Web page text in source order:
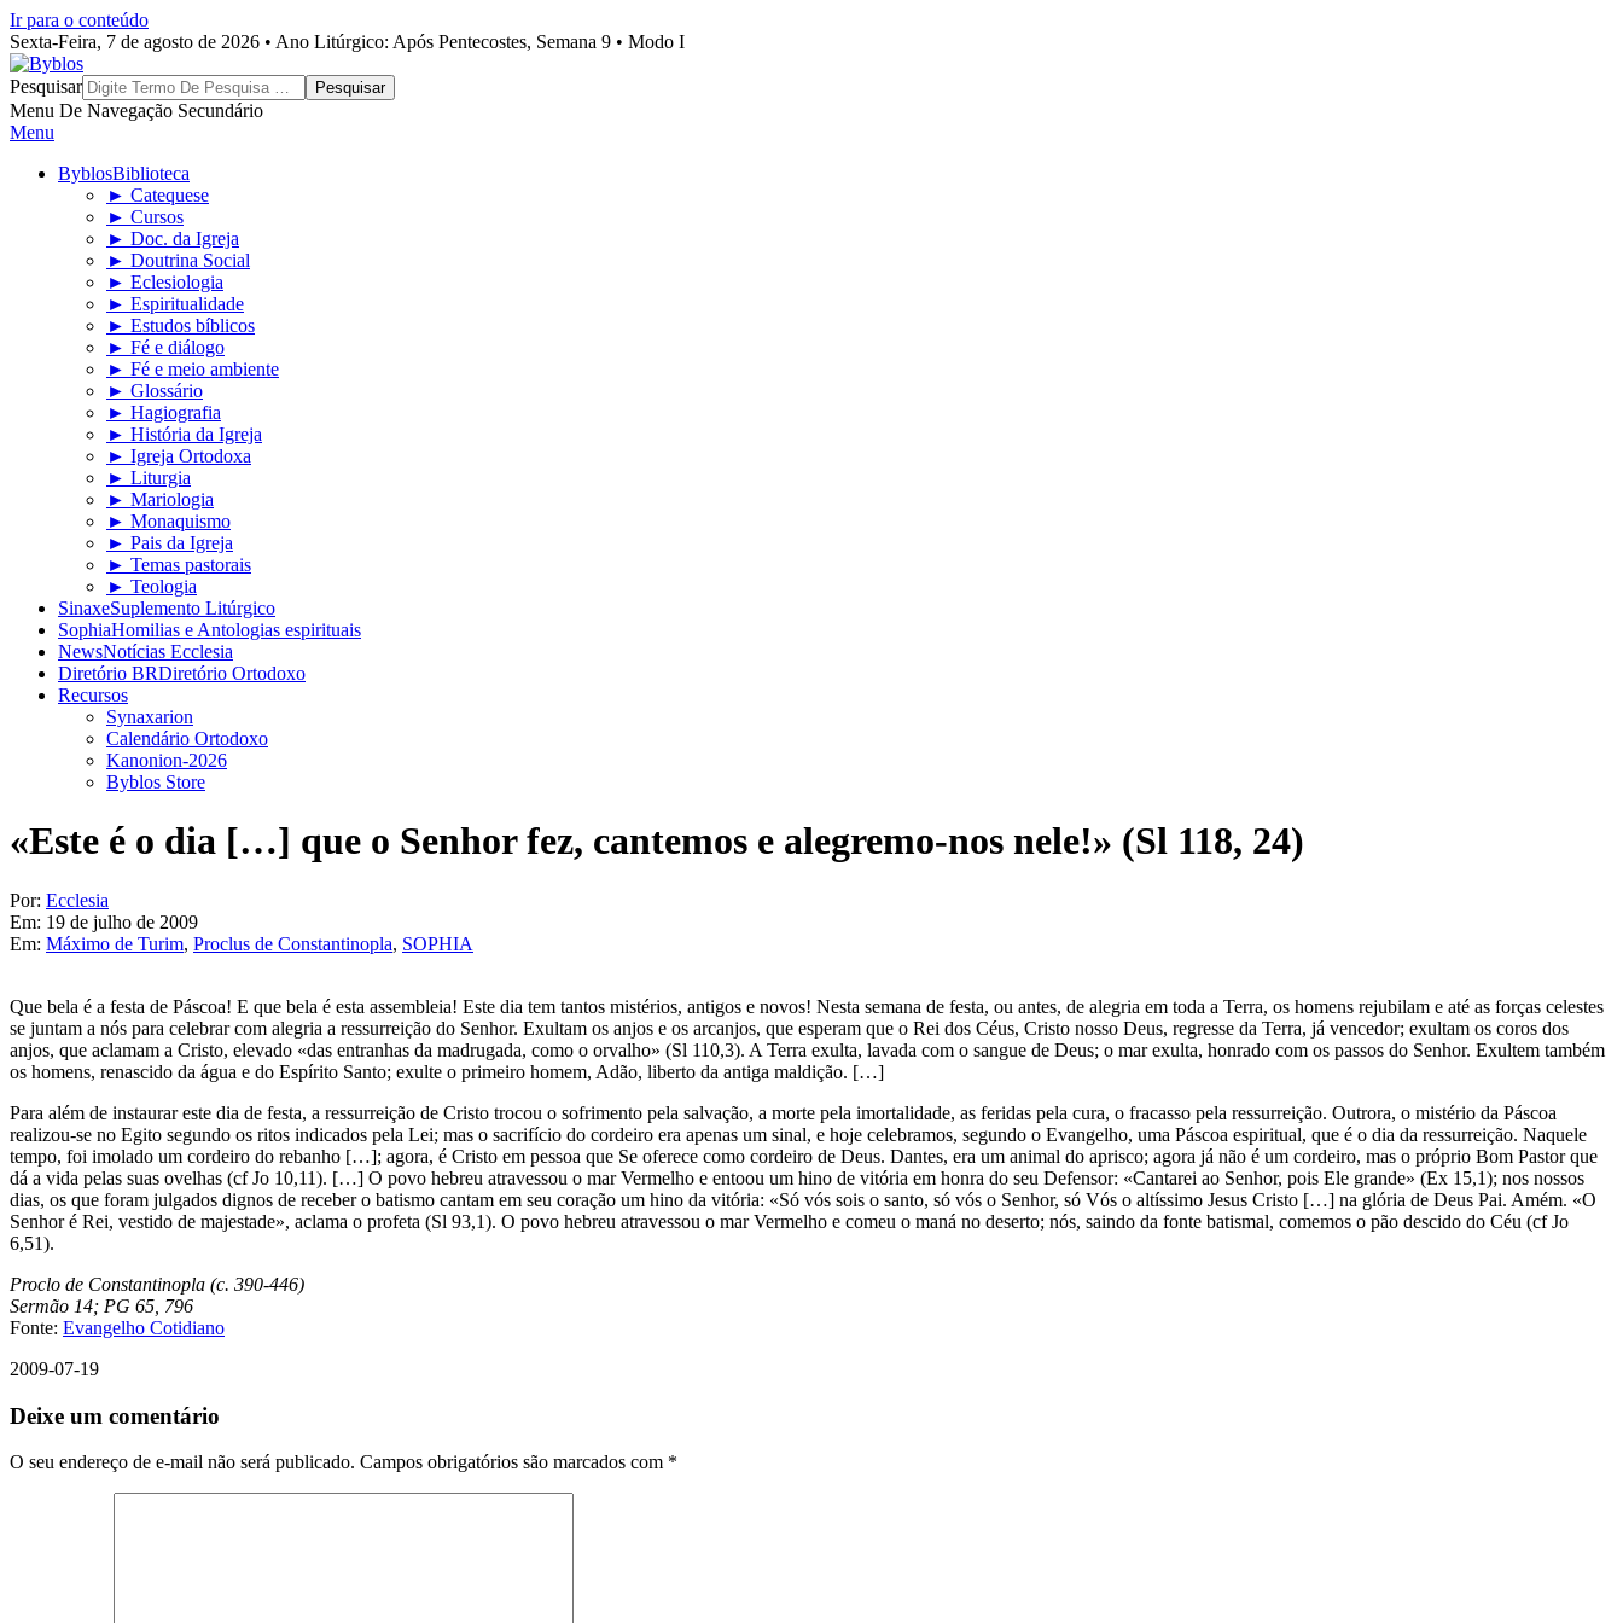
Ir para o conteúdo
Sexta-Feira, 7 de agosto de 2026 • Ano Litúrgico: Após Pentecostes, Semana 9 • Modo I
Byblos
Pesquisar
Menu De Navegação Secundário
Menu
ByblosBiblioteca
► Catequese
► Cursos
► Doc. da Igreja
► Doutrina Social
► Eclesiologia
► Espiritualidade
► Estudos bíblicos
► Fé e diálogo
► Fé e meio ambiente
► Glossário
► Hagiografia
► História da Igreja
► Igreja Ortodoxa
► Liturgia
► Mariologia
► Monaquismo
► Pais da Igreja
► Temas pastorais
► Teologia
SinaxeSuplemento Litúrgico
SophiaHomilias e Antologias espirituais
NewsNotícias Ecclesia
Diretório BRDiretório Ortodoxo
Recursos
Synaxarion
Calendário Ortodoxo
Kanonion-2026
Byblos Store
«Este é o dia […] que o Senhor fez, cantemos e alegremo-nos nele!» (Sl 118, 24)
Por: Ecclesia
Em: 19 de julho de 2009
Em: Máximo de Turim, Proclus de Constantinopla, SOPHIA
Que bela é a festa de Páscoa! E que bela é esta assembleia! Este dia tem tantos mistérios, antigos e novos! Nesta semana de festa, ou antes, de alegria em toda a Terra, os homens rejubilam e até as forças celestes
se juntam a nós para celebrar com alegria a ressurreição do Senhor. Exultam os anjos e os arcanjos, que esperam que o Rei dos Céus, Cristo nosso Deus, regresse da Terra, já vencedor; exultam os coros dos
anjos, que aclamam a Cristo, elevado «das entranhas da madrugada, como o orvalho» (Sl 110,3). A Terra exulta, lavada com o sangue de Deus; o mar exulta, honrado com os passos do Senhor. Exultem também
os homens, renascido da água e do Espírito Santo; exulte o primeiro homem, Adão, liberto da antiga maldição. […]
Para além de instaurar este dia de festa, a ressurreição de Cristo trocou o sofrimento pela salvação, a morte pela imortalidade, as feridas pela cura, o fracasso pela ressurreição. Outrora, o mistério da Páscoa
realizou-se no Egito segundo os ritos indicados pela Lei; mas o sacrifício do cordeiro era apenas um sinal, e hoje celebramos, segundo o Evangelho, uma Páscoa espiritual, que é o dia da ressurreição. Naquele
tempo, foi imolado um cordeiro do rebanho […]; agora, é Cristo em pessoa que Se oferece como cordeiro de Deus. Dantes, era um animal do aprisco; agora já não é um cordeiro, mas o próprio Bom Pastor que
dá a vida pelas suas ovelhas (cf Jo 10,11). […] O povo hebreu atravessou o mar Vermelho e entoou um hino de vitória em honra do seu Defensor: «Cantarei ao Senhor, pois Ele grande» (Ex 15,1); nos nossos
dias, os que foram julgados dignos de receber o batismo cantam em seu coração um hino da vitória: «Só vós sois o santo, só vós o Senhor, só Vós o altíssimo Jesus Cristo […] na glória de Deus Pai. Amém. «O
Senhor é Rei, vestido de majestade», aclama o profeta (Sl 93,1). O povo hebreu atravessou o mar Vermelho e comeu o maná no deserto; nós, saindo da fonte batismal, comemos o pão descido do Céu (cf Jo
6,51).
Proclo de Constantinopla (c. 390-446)
Sermão 14; PG 65, 796
Fonte: Evangelho Cotidiano
2009-07-19
Deixe um comentário
O seu endereço de e-mail não será publicado. Campos obrigatórios são marcados com *